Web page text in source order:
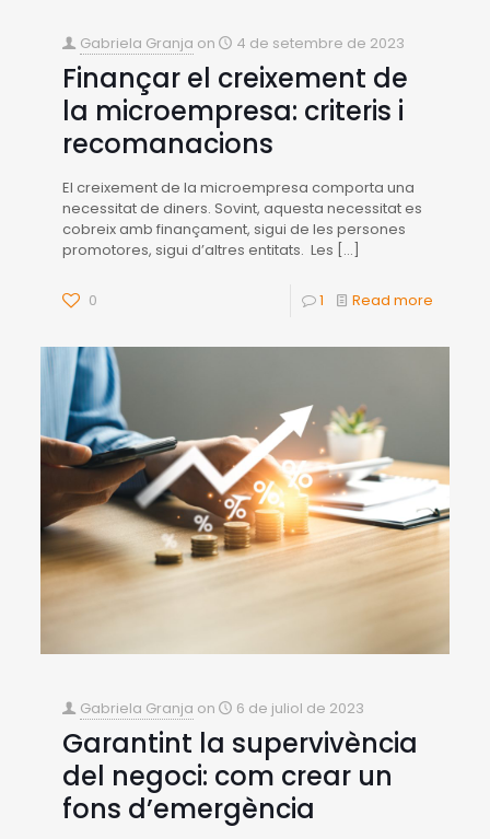
Gabriela Granja on 4 de setembre de 2023
Finançar el creixement de
la microempresa: criteris i
recomanacions
El creixement de la microempresa comporta una
necessitat de diners. Sovint, aquesta necessitat es
cobreix amb finançament, sigui de les persones
promotores, sigui d’altres entitats. Les […]
0 1 Read more
Gabriela Granja on 6 de juliol de 2023
Garantint la supervivència
del negoci: com crear un
fons d’emergència